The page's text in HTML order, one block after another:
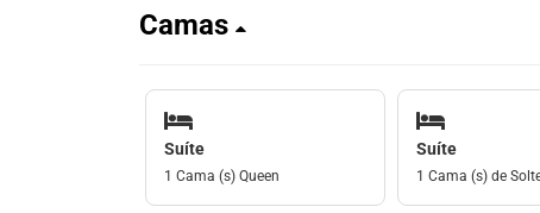
Camas
Suíte
1 Cama (s) Queen
Suíte
1 Cama (s) de